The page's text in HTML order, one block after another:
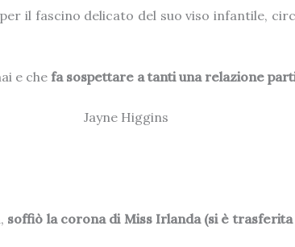
il fascino delicato del suo viso infantile,
e che fa sospettare a tanti una relazione
soffiò la corona di Miss Irlanda (si è trasferita